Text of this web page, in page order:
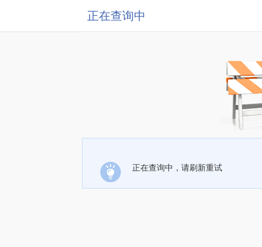
正在查询中
正在查询中，请刷新重试